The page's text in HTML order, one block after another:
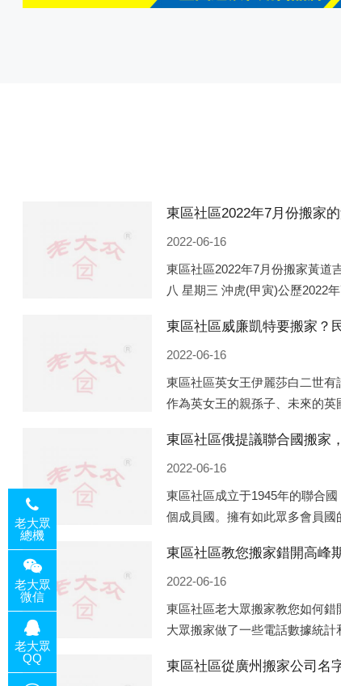
2022-06-16
東區社區2022年7月份搬家黃道
八 星期三 沖虎(甲寅)公歷2022
東區社區威廉凱特要搬家？
2022-06-16
東區社區英女王伊麗莎白二世
作為英女王的親孫子、未來的
處是位于倫敦的肯辛頓宮，一處
東區社區俄提議聯合國搬家
2022-06-16
東區社區成立于1945年的聯合
個成員國。擁有如此眾多會員
但以美國為首的西方國家
東區社區教您搬家錯開高峰
2022-06-16
東區社區老大眾搬家教您如何
大眾搬家做了一些電話數據統
周日是最多的，網上QQ微
東區社區從廣州搬家公司名
老大眾
總機
老大眾
微信
老大眾
QQ